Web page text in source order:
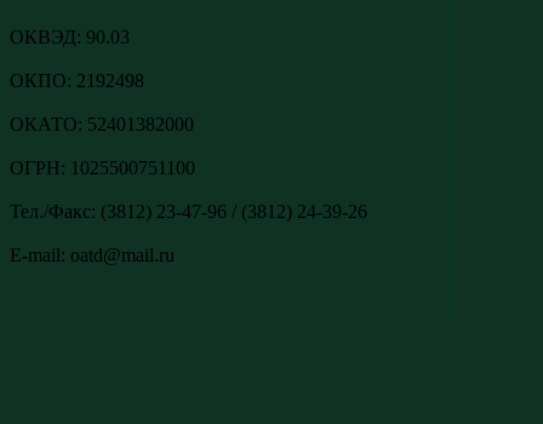
ОКВЭД: 90.03
ОКПО: 2192498
ОКАТО: 52401382000
ОГРН: 1025500751100
Тел./Факс: (3812) 23-47-96 / (3812) 24-39-26
E-mail: oatd@mail.ru